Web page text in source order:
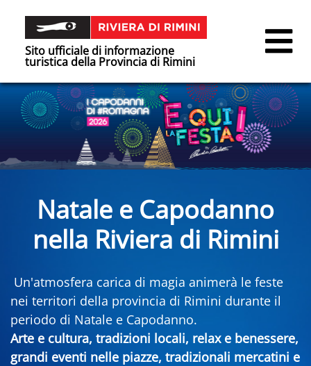
Sito ufficiale di informazione
turistica della Provincia di Rimini
Natale e Capodanno
nella Riviera di Rimini
Un'atmosfera carica di magia animerà le feste
nei territori della provincia di Rimini durante il
periodo di Natale e Capodanno.
Arte e cultura, tradizioni locali, relax e benessere,
grandi eventi nelle piazze, tradizionali mercatini e